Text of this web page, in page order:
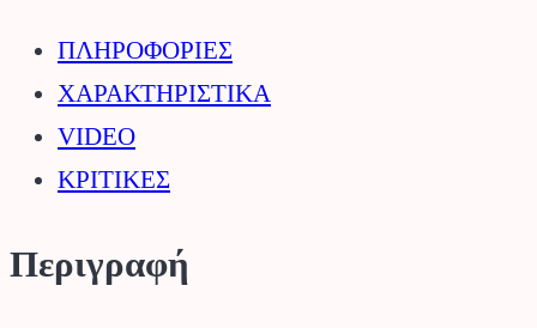
ΠΛΗΡΟΦΟΡΙΕΣ
ΧΑΡΑΚΤΗΡΙΣΤΙΚΑ
VIDEO
ΚΡΙΤΙΚΕΣ
Περιγραφή